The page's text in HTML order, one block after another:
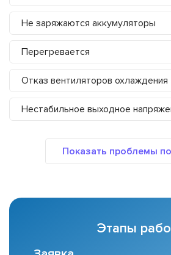
Не заряжаются аккумуляторы
Перегревается
Отказ вентиляторов охлаждения
Нестабильное выходное
Этапы